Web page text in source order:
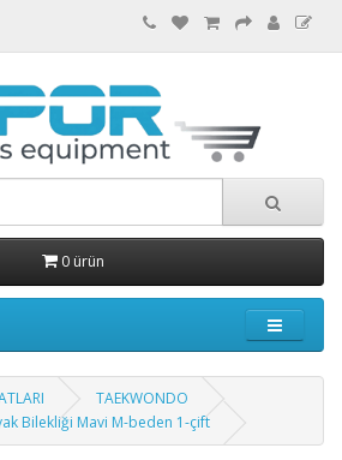
0 ürün
TAEKWONDO
Bilekliği Mavi M-beden 1-çift